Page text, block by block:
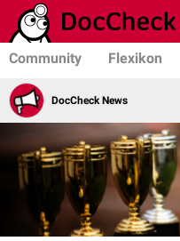
Community Flexikon
DocCheck News